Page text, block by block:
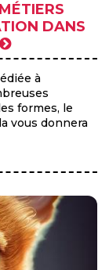
DANS
à
formes, le
vous donnera